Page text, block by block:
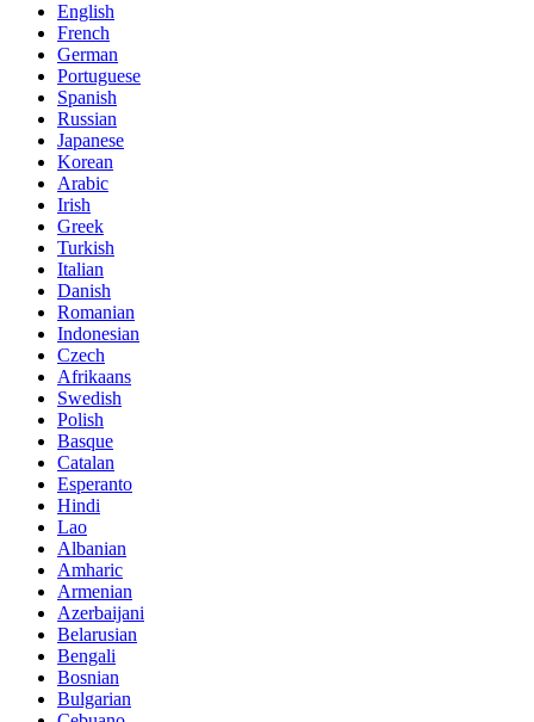
English
French
German
Portuguese
Spanish
Russian
Japanese
Korean
Arabic
Irish
Greek
Turkish
Italian
Danish
Romanian
Indonesian
Czech
Afrikaans
Swedish
Polish
Basque
Catalan
Esperanto
Hindi
Lao
Albanian
Amharic
Armenian
Azerbaijani
Belarusian
Bengali
Bosnian
Bulgarian